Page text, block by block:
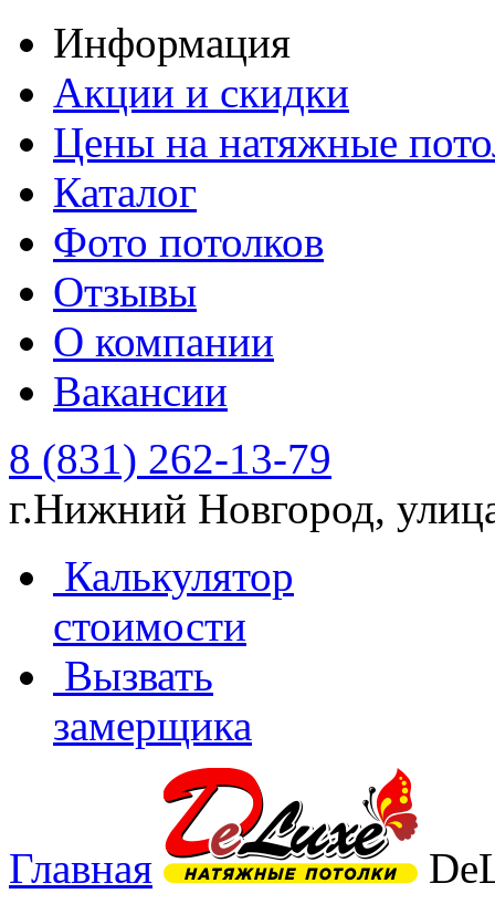
Информация
Акции и скидки
Цены на натяжные
Каталог
Фото потолков
Отзывы
О компании
Вакансии
8 (831) 262-13-79
г.Нижний Новгород,
Калькулятор
стоимости
Вызвать
замерщика
Главная